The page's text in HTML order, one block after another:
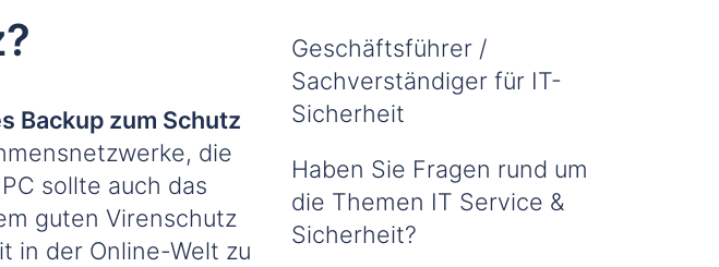
Backup zum Schutz
die
sollte auch das
guten Virenschutz
in der Online-Welt zu
Geschäftsführer /
Sachverständiger für IT-
Sicherheit
Haben Sie Fragen rund um
die Themen IT Service &
Sicherheit?